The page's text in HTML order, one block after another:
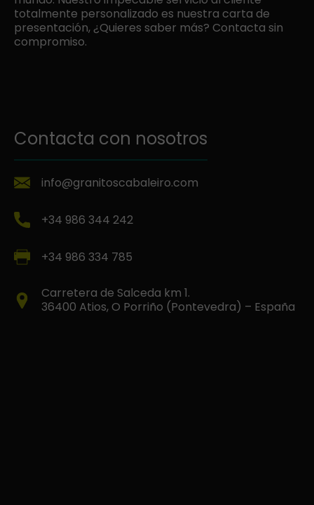
totalmente personalizado es nuestra carta de
presentación, ¿Quieres saber más? Contacta sin
compromiso.
Contacta con nosotros
info@granitoscabaleiro.com
+34 986 344 242
+34 986 334 785
Carretera de Salceda km 1.
36400 Atios, O Porriño (Pontevedra) – España